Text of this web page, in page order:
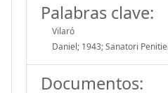
Palabras clave:
Vilaró
Daniel; 1943; Sanatori
Documentos: